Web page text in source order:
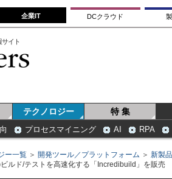
企業IT DCクラウド
サイト
テクノロジー 特 集
プロセスマイニング AI RPA
ー一覧 ＞ 開発ツール／プラットフォーム ＞ 新製
ルド/テストを高速化する「Incredibuild」を販売